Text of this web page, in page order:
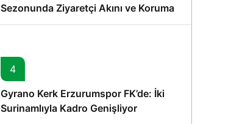
Sezonunda Ziyaretçi Akını ve Koruma
Vurgusu
4
Gyrano Kerk Erzurumspor FK’de: İki
Surinamlıyla Kadro Genişliyor